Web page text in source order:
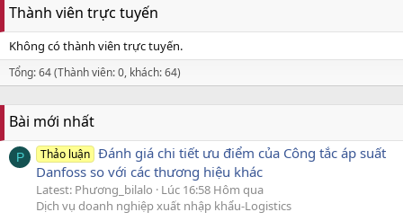
Thành viên trực tuyến
Không có thành viên trực tuyến.
Tổng: 64 (Thành viên: 0, khách: 64)
Bài mới nhất
P Thảo luận Đánh giá chi tiết ưu điểm của Công tắc áp suất
Danfoss so với các thương hiệu khác
Latest: Phương_bilalo
Lúc 16:58 Hôm qua
Dịch vụ doanh nghiệp xuất nhập khẩu-Logistics